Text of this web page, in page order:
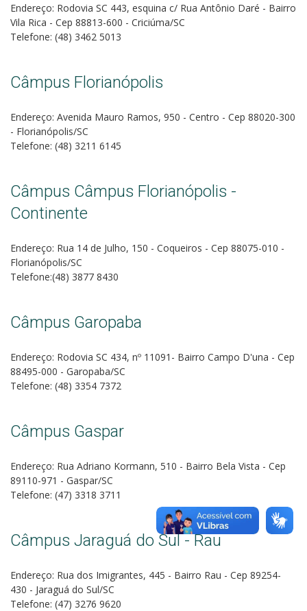
Endereço: Rodovia SC 443, esquina c/ Rua Antônio Daré - Bairro
Vila Rica - Cep 88813-600 - Criciúma/SC
Telefone: (48) 3462 5013
Câmpus Florianópolis
Endereço: Avenida Mauro Ramos, 950 - Centro - Cep 88020-300
- Florianópolis/SC
Telefone: (48) 3211 6145
Câmpus Câmpus Florianópolis -
Continente
Endereço: Rua 14 de Julho, 150 - Coqueiros - Cep 88075-010 -
Florianópolis/SC
Telefone:(48) 3877 8430
Câmpus Garopaba
Endereço: Rodovia SC 434, nº 11091- Bairro Campo D'una - Cep
88495-000 - Garopaba/SC
Telefone: (48) 3354 7372
Câmpus Gaspar
Endereço: Rua Adriano Kormann, 510 - Bairro Bela Vista - Cep
89110-971 - Gaspar/SC
Telefone: (47) 3318 3711
Câmpus Jaraguá do Sul - Rau
Endereço: Rua dos Imigrantes, 445 - Bairro Rau - Cep 89254-
430 - Jaraguá do Sul/SC
Telefone: (47) 3276 9620